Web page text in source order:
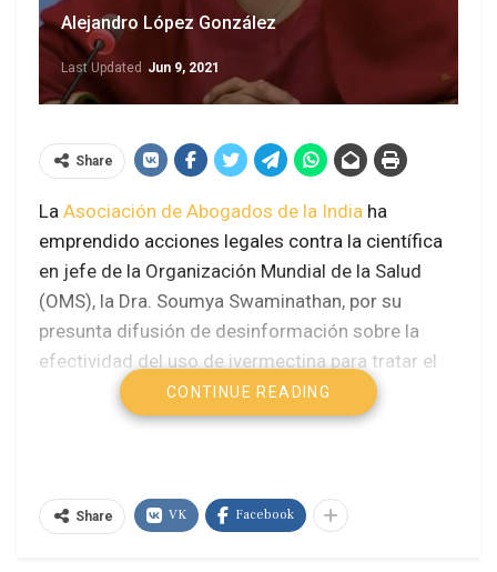
Alejandro López González
Last Updated Jun 9, 2021
Share
La Asociación de Abogados de la India ha
emprendido acciones legales contra la científica
en jefe de la Organización Mundial de la Salud
(OMS), la Dra. Soumya Swaminathan, por su
presunta difusión de desinformación sobre la
efectividad del uso de ivermectina para tratar el
COVID-19. La asociación envió un aviso legal a
Swaminathan el 25 de mayo, alegando que ella
finalidad de cumplir con su agenda [en la OMS]”
que las acciones legales contra la alta funcionaria
CONTINUE READING
Share VK Facebook